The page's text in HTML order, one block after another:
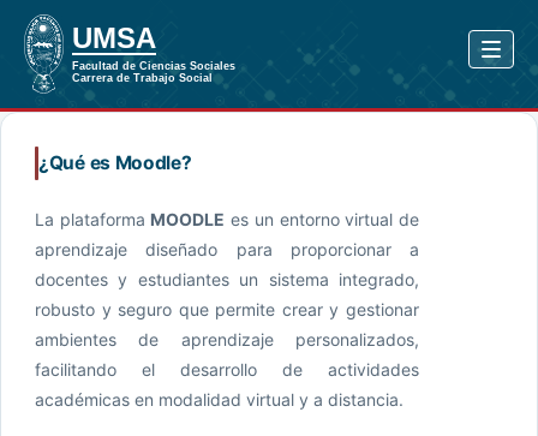
¿Qué es Moodle?
La plataforma MOODLE es un entorno virtual de
aprendizaje diseñado para proporcionar a
docentes y estudiantes un sistema integrado,
robusto y seguro que permite crear y gestionar
ambientes de aprendizaje personalizados,
facilitando el desarrollo de actividades
académicas en modalidad virtual y a distancia.